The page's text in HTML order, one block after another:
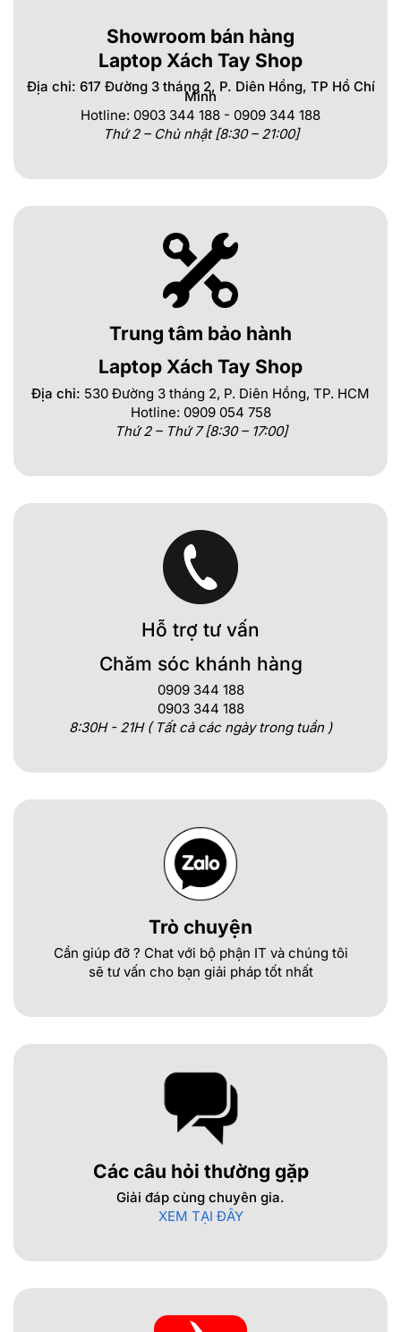
Showroom bán hàng
Laptop Xách Tay Shop
Địa chỉ: 617 Đường 3 tháng 2, P. Diên Hồng, TP Hồ Chí
Minh
Hotline: 0903 344 188 - 0909 344 188
Thứ 2 – Chủ nhật [8:30 – 21:00]
Trung tâm bảo hành
Laptop Xách Tay Shop
Địa chỉ: 530 Đường 3 tháng 2, P. Diên Hồng, TP. HCM
Hotline: 0909 054 758
Thứ 2 – Thứ 7 [8:30 – 17:00]
Hỗ trợ tư vấn
Chăm sóc khánh hàng
0909 344 188
0903 344 188
8:30H - 21H ( Tất cả các ngày trong tuần )
Trò chuyện
Cần giúp đỡ ? Chat với bộ phận IT và chúng tôi
sẽ tư vấn cho bạn giải pháp tốt nhất
Các câu hỏi thường gặp
Giải đáp cùng chuyên gia.
XEM TẠI ĐÂY